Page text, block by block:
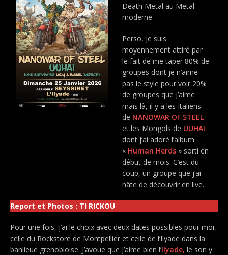
Death Metal au Metal
moderne.
Perso, je suis
moyennement attiré par
le fait de me taper 80% de
groupes dont je n’aime
pas le style pour voir 20%
de groupes que j’aime
mais là, il y a les Italiens
de NANOWAR OF STEEL
et les Mongols de UUHAI
dont j’ai adoré l’album
« Human Herds » sorti en
début de mois. C’est du
coup, un groupe que j’ai
hâte de découvrir en live.
Report et Photos : TI RICKOU
Pour une fois, j’ai le choix avec deux dates possibles pour moi,
celle du Rockstore de Montpellier et celle de l’Ilyade dans la
banlieue grenobloise. J’avoue que j’aime bien l’Ilyade, le son y